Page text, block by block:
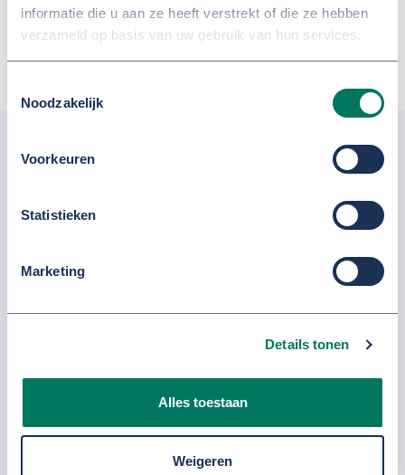
informatie die u aan ze heeft verstrekt of die ze hebben
verzameld op basis van uw gebruik van hun services.
Noodzakelijk
Voorkeuren
Statistieken
Marketing
Details tonen
Alles toestaan
Weigeren